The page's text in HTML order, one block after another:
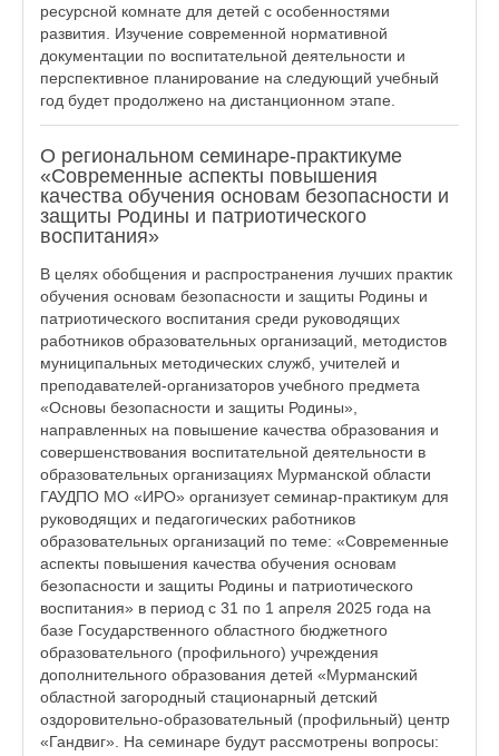
ресурсной комнате для детей с особенностями
развития. Изучение современной нормативной
документации по воспитательной деятельности и
перспективное планирование на следующий учебный
год будет продолжено на дистанционном этапе.
О региональном семинаре-практикуме
«Современные аспекты повышения
качества обучения основам безопасности и
защиты Родины и патриотического
воспитания»
В целях обобщения и распространения лучших практик
обучения основам безопасности и защиты Родины и
патриотического воспитания среди руководящих
работников образовательных организаций, методистов
муниципальных методических служб, учителей и
преподавателей-организаторов учебного предмета
«Основы безопасности и защиты Родины»,
направленных на повышение качества образования и
совершенствования воспитательной деятельности в
образовательных организациях Мурманской области
ГАУДПО МО «ИРО» организует семинар-практикум для
руководящих и педагогических работников
образовательных организаций по теме: «Современные
аспекты повышения качества обучения основам
безопасности и защиты Родины и патриотического
воспитания» в период с 31 по 1 апреля 2025 года на
базе Государственного областного бюджетного
образовательного (профильного) учреждения
дополнительного образования детей «Мурманский
областной загородный стационарный детский
оздоровительно-образовательный (профильный) центр
«Гандвиг». На семинаре будут рассмотрены вопросы: